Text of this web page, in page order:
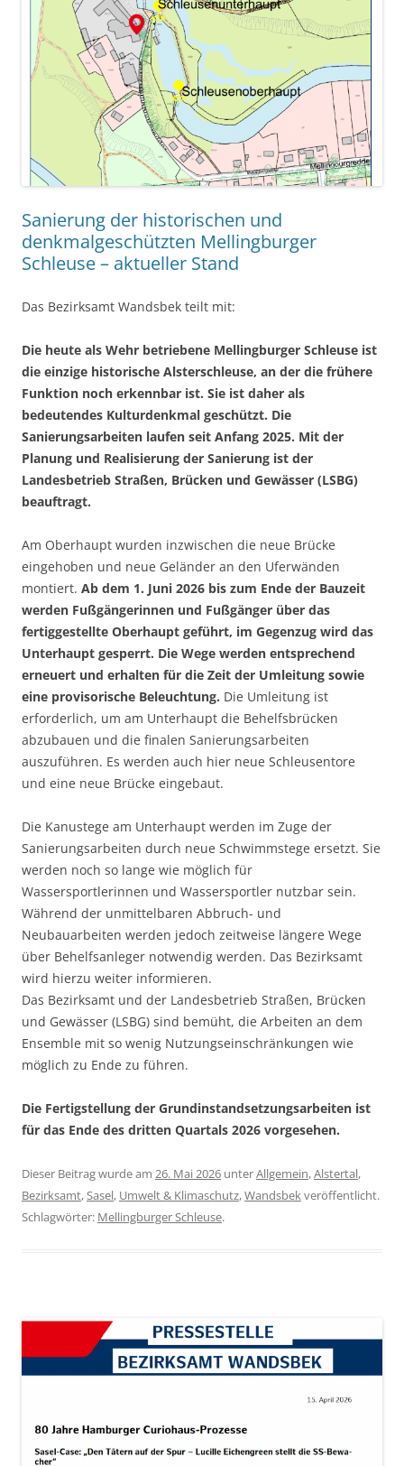
Sanierung der historischen und
denkmalgeschützten Mellingburger
Schleuse – aktueller Stand
Das Bezirksamt Wandsbek teilt mit:
Die heute als Wehr betriebene Mellingburger Schleuse ist
die einzige historische Alsterschleuse, an der die frühere
Funktion noch erkennbar ist. Sie ist daher als
bedeutendes Kulturdenkmal geschützt. Die
Sanierungsarbeiten laufen seit Anfang 2025. Mit der
Planung und Realisierung der Sanierung ist der
Landesbetrieb Straßen, Brücken und Gewässer (LSBG)
beauftragt.
Am Oberhaupt wurden inzwischen die neue Brücke
eingehoben und neue Geländer an den Uferwänden
montiert. Ab dem 1. Juni 2026 bis zum Ende der Bauzeit
werden Fußgängerinnen und Fußgänger über das
fertiggestellte Oberhaupt geführt, im Gegenzug wird das
Unterhaupt gesperrt. Die Wege werden entsprechend
erneuert und erhalten für die Zeit der Umleitung sowie
eine provisorische Beleuchtung. Die Umleitung ist
erforderlich, um am Unterhaupt die Behelfsbrücken
abzubauen und die finalen Sanierungsarbeiten
auszuführen. Es werden auch hier neue Schleusentore
und eine neue Brücke eingebaut.
Die Kanustege am Unterhaupt werden im Zuge der
Sanierungsarbeiten durch neue Schwimmstege ersetzt. Sie
werden noch so lange wie möglich für
Wassersportlerinnen und Wassersportler nutzbar sein.
Während der unmittelbaren Abbruch- und
Neubauarbeiten werden jedoch zeitweise längere Wege
über Behelfsanleger notwendig werden. Das Bezirksamt
wird hierzu weiter informieren.
Das Bezirksamt und der Landesbetrieb Straßen, Brücken
und Gewässer (LSBG) sind bemüht, die Arbeiten an dem
Ensemble mit so wenig Nutzungseinschränkungen wie
möglich zu Ende zu führen.
Die Fertigstellung der Grundinstandsetzungsarbeiten ist
für das Ende des dritten Quartals 2026 vorgesehen.
Dieser Beitrag wurde am 26. Mai 2026 unterAllgemein,Alstertal,
Bezirksamt,Sasel, Umwelt & Klimaschutz,Wandsbekveröffentlicht.
Schlagwörter: Mellingburger Schleuse.